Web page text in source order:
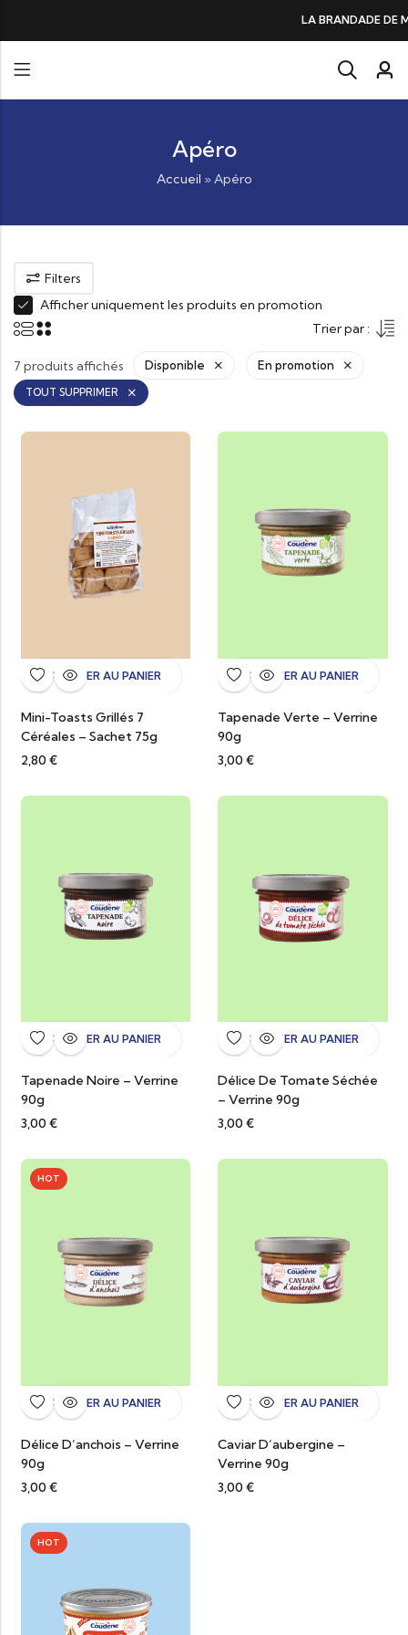
DE MORUE PRÉFÉRÉE DES GOURMANDS, N°1 DANS LES CŒURS ET
Apéro
Accueil » Apéro
Filters
Afficher uniquement les produits en promotion
Trier par :
7 produits affichés Disponible En promotion
TOUT SUPPRIMER
AJOUTER AU PANIER
Mini-Toasts Grillés 7
Céréales – Sachet 75g
2,80 €
AJOUTER AU PANIER
Tapenade Verte – Verrine
90g
3,00 €
AJOUTER AU PANIER
Tapenade Noire – Verrine
90g
3,00 €
AJOUTER AU PANIER
Délice De Tomate Séchée
– Verrine 90g
3,00 €
HOT
AJOUTER AU PANIER
Délice D’anchois – Verrine
90g
3,00 €
AJOUTER AU PANIER
Caviar D’aubergine –
Verrine 90g
3,00 €
HOT